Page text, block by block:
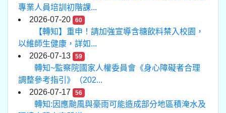
專業人員培訓初階課...
2026-07-20
60
【轉知】重申！請加強宣導含糖飲料禁入校園，
以維師生健康，詳如...
2026-07-13
59
轉知~監察院國家人權委員會《身心障礙者合理
調整參考指引》（202...
2026-07-17
56
轉知:因應颱風與豪雨可能造成部分地區積淹水及